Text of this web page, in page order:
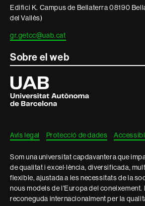
Edifici K. Campus de Bellaterra 08190
del Vallès)
gr.getcc@uab.cat
Sobre el web
Universitat
Autònoma
de
Barcelona
Avís legal Protecció de dades
Som una universitat capdavantera que
de qualitat i excel·lència, diversificada,
flexible, ajustada a les necessitats de la
nous models de l'Europa del coneixement.
reconeguda internacionalment per la